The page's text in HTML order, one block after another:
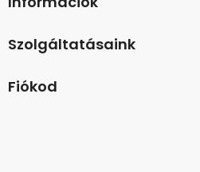
Szolgáltatásaink
Fiókod